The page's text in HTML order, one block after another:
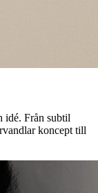
idé. Från subtil
koncept till